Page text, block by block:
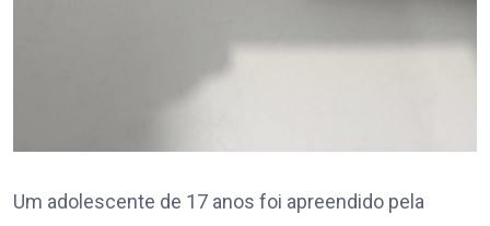
Um adolescente de 17 anos foi apreendido pela